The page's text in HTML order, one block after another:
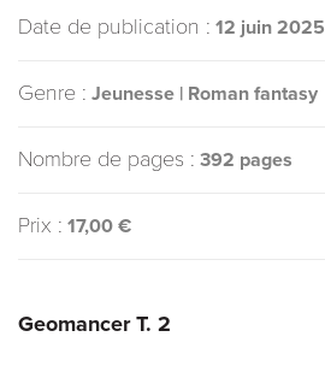
Date de publication : 12 juin 2025
Genre : Jeunesse | Roman fantasy
Nombre de pages : 392 pages
Prix : 17,00 €
Geomancer T. 2